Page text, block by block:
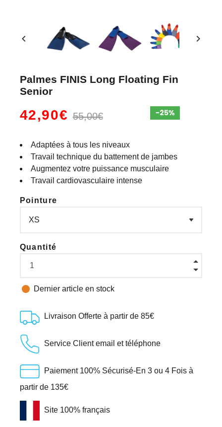
chevron_left chevron_right
Palmes FINIS Long Floating Fin
Senior
42,90€55,00€
Adaptées à tous les niveaux
Travail technique du battement de jambes
Augmentez votre puissance musculaire
Travail cardiovasculaire intense
Pointure
Quantité
 Dernier article en stock
Livraison Offerte à partir de 85€
Service Client email et téléphone
Paiement 100% Sécurisé-En 3 ou 4 Fois à
partir de 135€
Site 100% français